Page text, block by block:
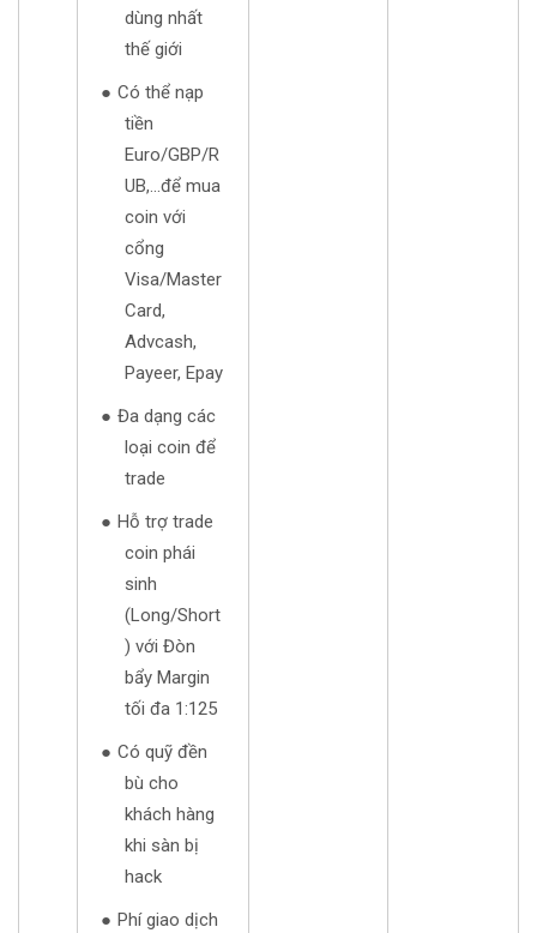
dùng nhất
thế giới
Có thể nạp
tiền
Euro/GBP/R
UB,...để mua
coin với
cổng
Visa/Master
Card,
Advcash,
Payeer, Epay
Đa dạng các
loại coin để
trade
Hỗ trợ trade
coin phái
sinh
(Long/Short
) với Đòn
bẩy Margin
tối đa 1:125
Có quỹ đền
bù cho
khách hàng
khi sàn bị
hack
Phí giao dịch